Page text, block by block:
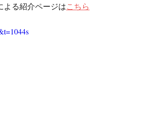
よる紹介ページはこちら